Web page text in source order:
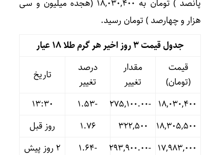
پانصد ) تومان به ۱۸,۰۳۰,۴۰۰ (هجده میلیون و سی
هزار و چهارصد ) تومان رسید.
جدول قیمت 3 روز اخیر هر گرم طلا ۱۸ عیار
قیمت
(تومان)
مقدار
تغییر
درصد
تغییر
تاریخ
۱۸,۰۳۰,۴۰۰ -۲۷۵,۱۰۰.۰۰ -۱.۵۳
13:30
۱۸,۳۰۵,۵۰۰
۳۲۲,۵۰۰ ۱.۷۶
روز قبل
۱۷,۹۸۳,۰۰۰ -۲۹۳,۹۰۰.۰۰ -۱.۶۴ ۲ روز پیش